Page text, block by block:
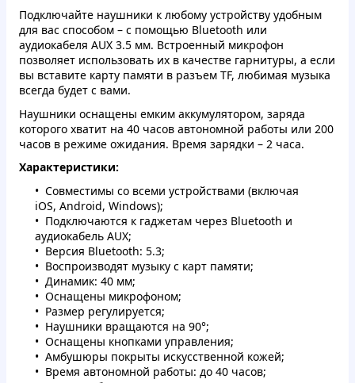
Подключайте наушники к любому устройству удобным
для вас способом – с помощью Bluetooth или
аудиокабеля AUX 3.5 мм. Встроенный микрофон
позволяет использовать их в качестве гарнитуры, а если
вы вставите карту памяти в разъем TF, любимая музыка
всегда будет с вами.
Наушники оснащены емким аккумулятором, заряда
которого хватит на 40 часов автономной работы или 200
часов в режиме ожидания. Время зарядки – 2 часа.
Характеристики:
Совместимы со всеми устройствами (включая
iOS, Android, Windows);
Подключаются к гаджетам через Bluetooth и
аудиокабель AUX;
Версия Bluetooth: 5.3;
Воспроизводят музыку с карт памяти;
Динамик: 40 мм;
Оснащены микрофоном;
Размер регулируется;
Наушники вращаются на 90°;
Оснащены кнопками управления;
Амбушюры покрыты искусственной кожей;
Время автономной работы: до 40 часов;